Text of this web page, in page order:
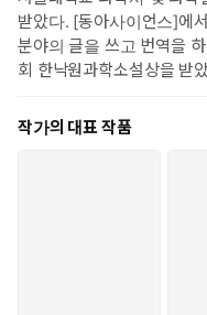
받았다. [동아사이언스]에
분야의 글을 쓰고 번역을
회 한낙원과학소설상을 받
소설책 1~2』, 『하늘은
심!』 등이 있고, 옮긴 책
작가의 대표 작품